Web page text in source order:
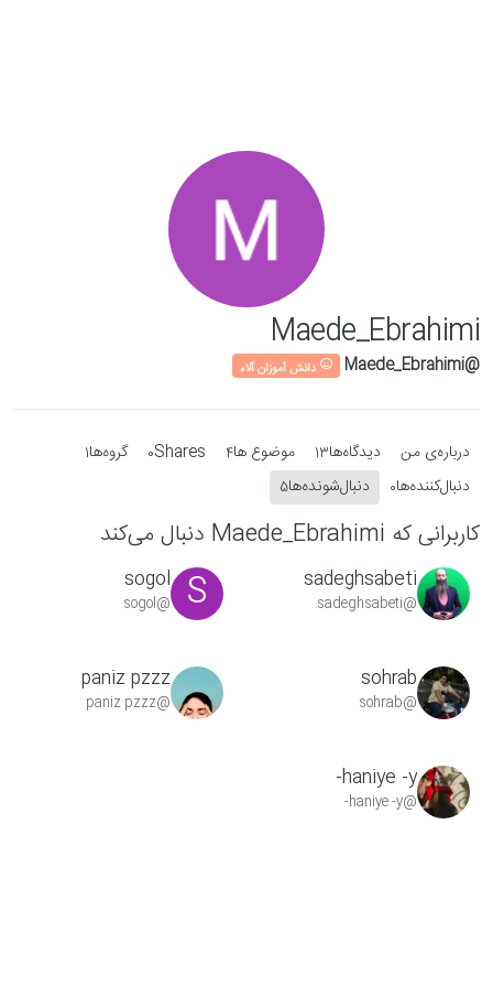
Maede_Ebrahimi
@Maede_Ebrahimi دانش آموزان آلاء
درباره‌‌ی من دیدگاه‌ها13 موضوع ها4
Shares
0 گروه‌ها1
دنبال‌کننده‌ها0 دنبال‌شونده‌ها5
کاربرانی که Maede_Ebrahimi دنبال می‌کند
sadeghsabeti
@sadeghsabeti
S
sogol
@sogol
sohrab
@sohrab
paniz pzzz
@paniz pzzz
haniye -y-
@haniye -y-